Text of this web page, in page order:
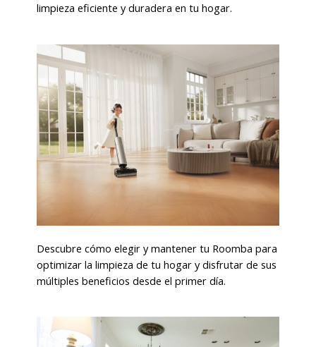
limpieza eficiente y duradera en tu hogar.
Descubre cómo elegir y mantener tu Roomba para
optimizar la limpieza de tu hogar y disfrutar de sus
múltiples beneficios desde el primer día.